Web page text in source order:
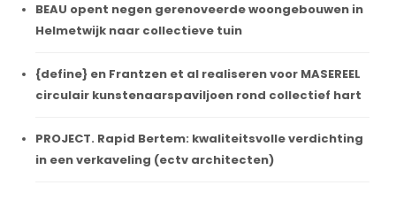
BEAU opent negen gerenoveerde woongebouwen in
Helmetwijk naar collectieve tuin
{define} en Frantzen et al realiseren voor MASEREEL
circulair kunstenaarspaviljoen rond collectief hart
PROJECT. Rapid Bertem: kwaliteitsvolle verdichting
in een verkaveling (ectv architecten)